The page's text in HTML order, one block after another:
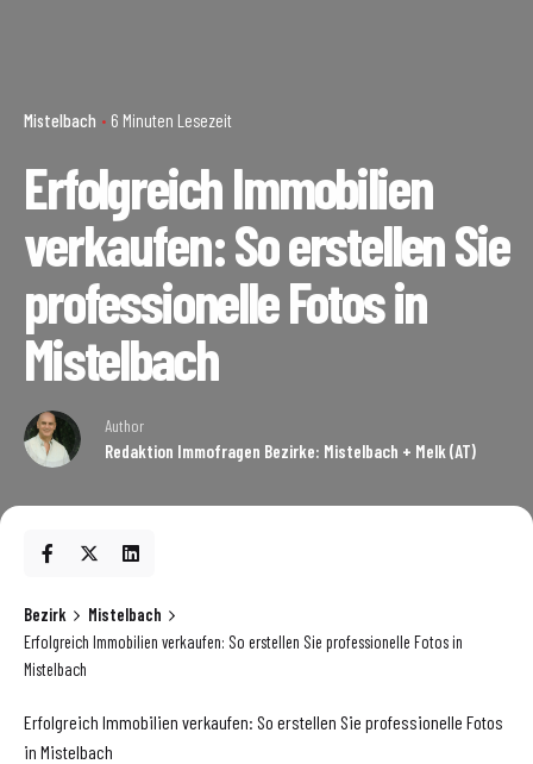
Mistelbach 6 Minuten Lesezeit
Erfolgreich Immobilien
verkaufen: So erstellen Sie
professionelle Fotos in
Mistelbach
Author
Redaktion Immofragen Bezirke: Mistelbach + Melk (AT)
Bezirk
Mistelbach
Erfolgreich Immobilien verkaufen: So erstellen Sie professionelle Fotos in
Mistelbach
Erfolgreich Immobilien verkaufen: So erstellen Sie professionelle Fotos
in Mistelbach